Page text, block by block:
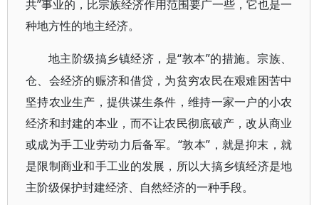
共”事业的，比宗族经济作用范围要广一些，它也是一
种地方性的地主经济。
地主阶级搞乡镇经济，是“敦本”的措施。宗族、
仓、会经济的赈济和借贷，为贫穷农民在艰难困苦中
坚持农业生产，提供谋生条件，维持一家一户的小农
经济和封建的本业，而不让农民彻底破产，改从商业
或成为手工业劳动力后备军。“敦本”，就是抑末，就
是限制商业和手工业的发展，所以大搞乡镇经济是地
主阶级保护封建经济、自然经济的一种手段。